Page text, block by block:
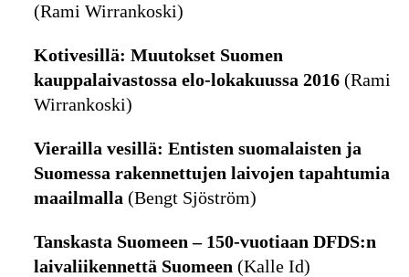
(Rami Wirrankoski)
Kotivesillä: Muutokset Suomen
kauppalaivastossa elo-lokakuussa 2016 (Rami
Wirrankoski)
Vierailla vesillä: Entisten suomalaisten ja
Suomessa rakennettujen laivojen tapahtumia
maailmalla (Bengt Sjöström)
Tanskasta Suomeen – 150-vuotiaan DFDS:n
laivaliikennettä Suomeen (Kalle Id)